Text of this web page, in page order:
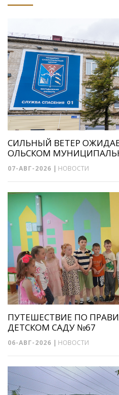
СИЛЬНЫЙ ВЕТЕР
ОЛЬСКОМ
07-АВГ-2026 | НОВОСТИ
ПУТЕШЕСТВИЕ ПО
ДЕТСКОМ САДУ №67
06-АВГ-2026 | НОВОСТИ